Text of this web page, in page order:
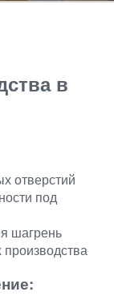
в
отверстий
под
шагрень
производства